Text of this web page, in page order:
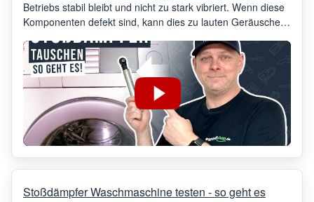
Betriebs stabil bleibt und nicht zu stark vibriert. Wenn diese
Komponenten defekt sind, kann dies zu lauten Geräuschen
führen. Daher ist es wichtig, sie bei ersten Anzeichen eines
Problems zu ersetzen.
Stoßdämpfer Waschmaschine testen - so geht es